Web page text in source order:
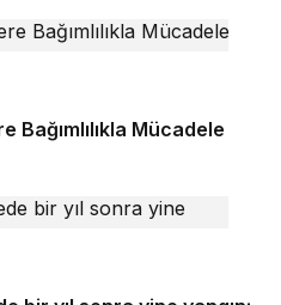
Bağımlılıkla Mücadele